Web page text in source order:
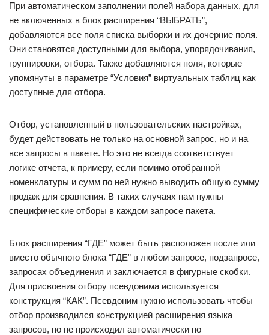
При автоматическом заполнении полей набора данных, для
не включенных в блок расширения “ВЫБРАТЬ”,
добавляются все поля списка выборки и их дочерние поля.
Они становятся доступными для выбора, упорядочивания,
группировки, отбора. Также добавляются поля, которые
упомянуты в параметре “Условия” виртуальных таблиц как
доступные для отбора.
Отбор, установленный в пользовательских настройках,
будет действовать не только на основной запрос, но и на
все запросы в пакете. Но это не всегда соответствует
логике отчета, к примеру, если помимо отобранной
номенклатуры и сумм по ней нужно выводить общую сумму
продаж для сравнения. В таких случаях нам нужны
специфические отборы в каждом запросе пакета.
Блок расширения “ГДЕ” может быть расположен после или
вместо обычного блока “ГДЕ” в любом запросе, подзапросе,
запросах объединения и заключается в фигурные скобки.
Для присвоения отбору псевдонима используется
конструкция “КАК”. Псевдоним нужно использовать чтобы
отбор производился конструкцией расширения языка
запросов, но не происходил автоматически по